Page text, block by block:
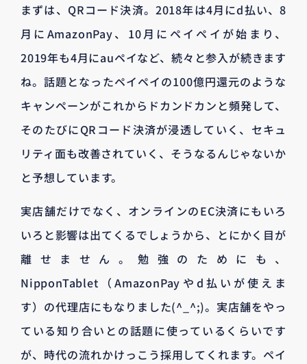
まずは、QRコード決済。2018年は4月にd払い、8
月にAmazonPay、10月にペイペイが始まり、
2019年も4月にauペイなど、続々と参入が続きます
ね。話題となったペイペイの100億円還元のような
キャンペーンがこれからドカンドカンと頻発して、
そのたびにQRコード決済が浸透していく、セキュ
リティ面も改善されていく、そうなるんじゃないか
と予想しています。
実店舗だけでなく、オンラインのEC決済にもいろ
いろと影響は出てくるでしょうから、とにかく目が
離せません。勉強のためにも、
NipponTablet（AmazonPayやd払いが使えま
す）の代理店にもなりました(^_^;)。実店舗をやっ
ている知り合いとの話題に使っているくらいです
が、時代の流れかけっこう採用してくれます。ペイ